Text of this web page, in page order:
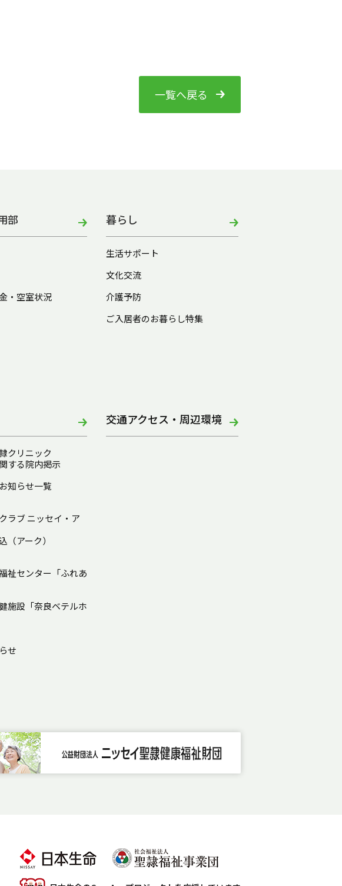
一覧へ戻る
部
・空室状況
暮らし
生活サポート
文化交流
介護予防
ご入居者のお暮らし特集
クリニック
する院内掲示
知らせ一覧
ラブ ニッセイ・ア
（アーク）
祉センター「ふれあ
施設「奈良ベテルホ
せ
交通アクセス・周辺環境